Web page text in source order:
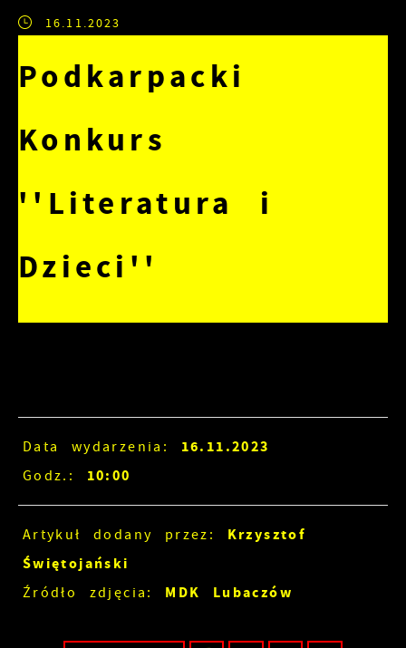
16.11.2023
Podkarpacki
Konkurs
''Literatura i
Dzieci''
Data wydarzenia: 16.11.2023
Godz.: 10:00
Artykuł dodany przez: Krzysztof
Świętojański
Źródło zdjęcia: MDK Lubaczów